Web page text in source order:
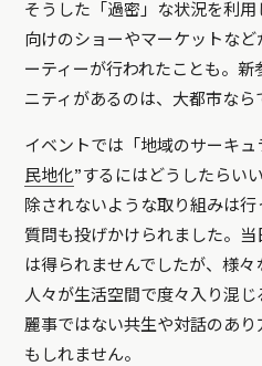
そうした「過密」な状況を利
向けのショーやマーケットな
ーティーが行われたことも。
ニティがあるのは、大都市なら
イベントでは「地域のサーキ
民地化”するにはどうしたらい
除されないような取り組みは
質問も投げかけられました。
は得られませんでしたが、様
人々が生活空間で度々入り混
麗事ではない共生や対話のあ
もしれません。